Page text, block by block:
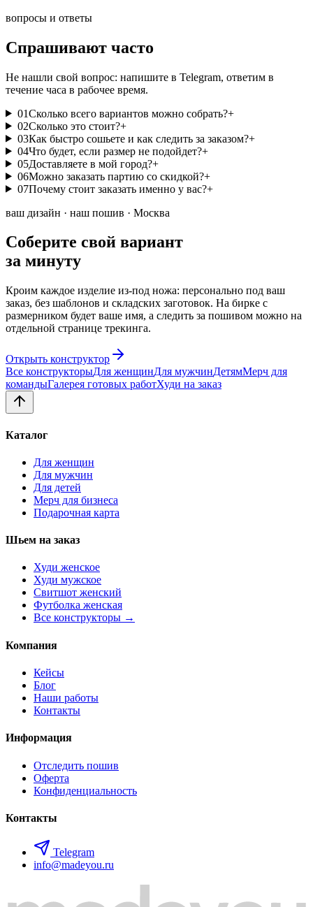
вопросы и ответы
Спрашивают часто
Не нашли свой вопрос: напишите в Telegram, ответим в
течение часа в рабочее время.
01Сколько всего вариантов можно собрать?+
02Сколько это стоит?+
03Как быстро сошьете и как следить за заказом?+
04Что будет, если размер не подойдет?+
05Доставляете в мой город?+
06Можно заказать партию со скидкой?+
07Почему стоит заказать именно у вас?+
ваш дизайн · наш пошив · Москва
Соберите свой вариант
за минуту
Кроим каждое изделие из-под ножа: персонально под ваш
заказ, без шаблонов и складских заготовок. На бирке с
размерником будет ваше имя, а следить за пошивом можно на
отдельной странице трекинга.
Открыть конструктор
Все конструкторыДля женщинДля мужчинДетямМерч для
командыГалерея готовых работХуди на заказ
Каталог
Для женщин
Для мужчин
Для детей
Мерч для бизнеса
Подарочная карта
Шьем на заказ
Худи женское
Худи мужское
Свитшот женский
Футболка женская
Все конструкторы →
Компания
Кейсы
Блог
Наши работы
Контакты
Информация
Отследить пошив
Оферта
Конфиденциальность
Контакты
Telegram
info@madeyou.ru